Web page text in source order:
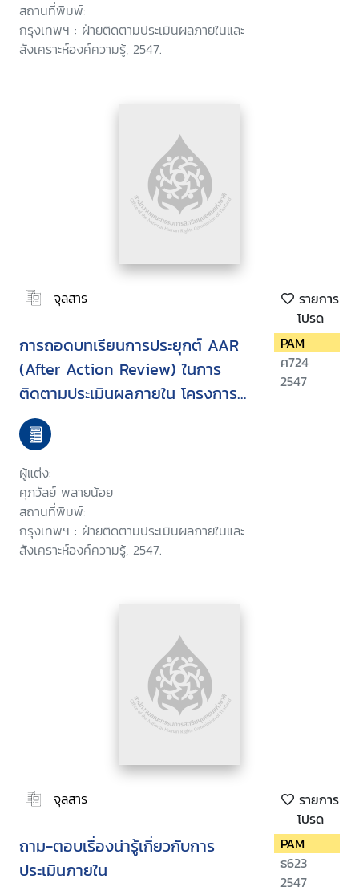
สถานที่พิมพ์:
กรุงเทพฯ : ฝ่ายติดตามประเมินผลภายในและ
สังเคราะห์องค์ความรู้, 2547.
จุลสาร
รายการ
โปรด
การถอดบทเรียนการประยุกต์ AAR
(After Action Review) ในการ
ติดตามประเมินผลภายใน โครงการ
วิจัยและพัฒนาสาธารณะ-ท้องถิ่นน่า
อยู่
ผู้แต่ง:
ศุภวัลย์ พลายน้อย
สถานที่พิมพ์:
กรุงเทพฯ : ฝ่ายติดตามประเมินผลภายในและ
สังเคราะห์องค์ความรู้, 2547.
PAM
ศ724
2547
จุลสาร
รายการ
โปรด
ถาม-ตอบเรื่องน่ารู้เกี่ยวกับการ
ประเมินภายใน
PAM
ธ623
2547